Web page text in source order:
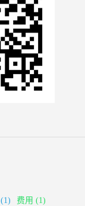
(1) 费用 (1)